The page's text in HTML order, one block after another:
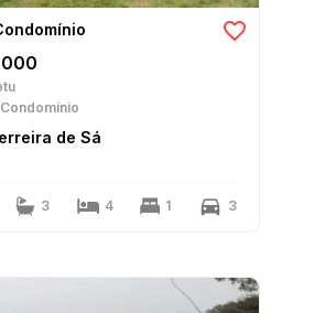
de Sá
3 4 1 3